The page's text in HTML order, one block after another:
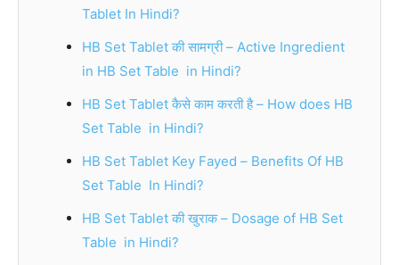
Tablet In Hindi?
HB Set Tablet की सामग्री – Active Ingredient
in HB Set Table in Hindi?
HB Set Tablet कैसे काम करती है – How does HB
Set Table in Hindi?
HB Set Tablet Key Fayed – Benefits Of HB
Set Table In Hindi?
HB Set Tablet की खुराक – Dosage of HB Set
Table in Hindi?